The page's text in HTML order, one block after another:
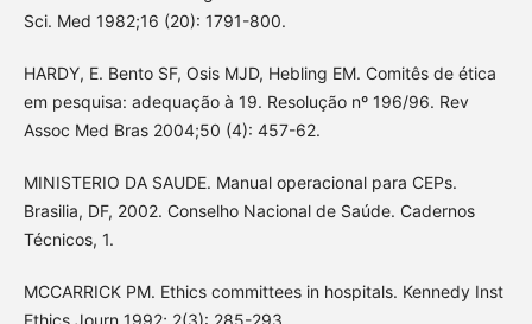
Sci. Med 1982;16 (20): 1791-800.
HARDY, E. Bento SF, Osis MJD, Hebling EM. Comitês de ética
em pesquisa: adequação à 19. Resolução nº 196/96. Rev
Assoc Med Bras 2004;50 (4): 457-62.
MINISTERIO DA SAUDE. Manual operacional para CEPs.
Brasilia, DF, 2002. Conselho Nacional de Saúde. Cadernos
Técnicos, 1.
MCCARRICK PM. Ethics committees in hospitals. Kennedy Inst
Ethics Journ 1992; 2(3): 285-293.